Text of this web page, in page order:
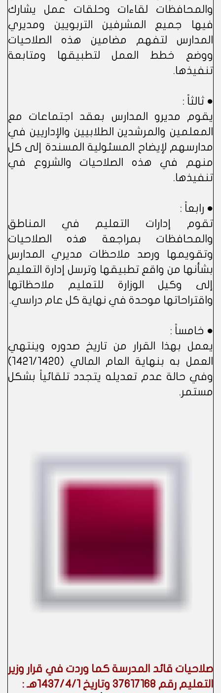
والمحافظات لقاءات وحلقات عمل يشارك
فيها جميع المشرفين التربويين ومديري
المدارس لتفهم مضامين هذه الصلاحيات
ووضع خطط العمل لتطبيقها ومتابعة
تنفيذها.
● ثالثاً :
يقوم مديرو المدارس بعقد اجتماعات مع
المعلمين والمرشدين الطلابيين والإداريين في
مدارسهم لإيضاح المسئولية المسندة إلى كل
منهم في هذه الصلاحيات والشروع في
تنفيذها.
● رابعاً :
تقوم إدارات التعليم في المناطق
والمحافظات بمراجعة هذه الصلاحيات
وتقويمها ورصد ملاحظات مديري المدارس
بشأنها من واقع تطبيقها وترسل إدارة التعليم
إلى وكيل الوزارة للتعليم ملاحظاتها
واقتراحاتها موحدة في نهاية كل عام دراسي.
● خامساً :
يعمل بهذا القرار من تاريخ صدوره وينتهي
العمل به بنهاية العام المالي (1421/1420)
وفي حالة عدم تعديله يتجدد تلقائياً بشكل
مستمر.
صلاحيات قائد المدرسة كما وردت في قرار وزير
التعليم رقم 37617168 وتاريخ 1437/4/1هـ :